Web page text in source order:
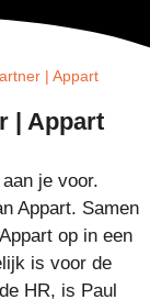
| Appart
| Appart
je voor.
Appart. Samen
op in een
is voor de
HR, is Paul